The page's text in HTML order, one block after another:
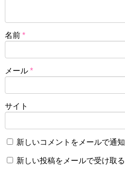
名前 *
メール *
サイト
新しいコメントをメールで通知
新しい投稿をメールで受け取る